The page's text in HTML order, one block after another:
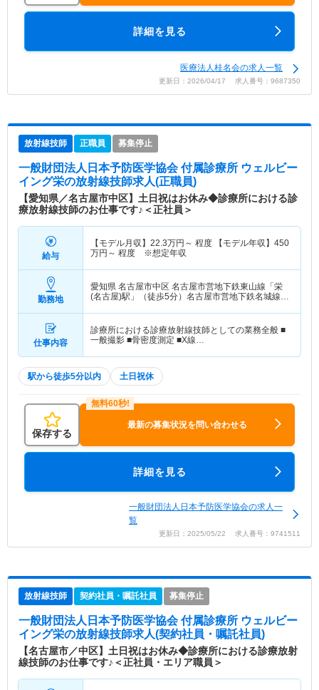
詳細を見る
医療法人桂名会の求人一覧
更新日：2026/04/17 求人番号：9687350
放射線技師 正職員 募集停止
一般財団法人日本予防医学協会 付属診療所 ウェルビー
イング栄の放射線技師求人(正職員)
【愛知県／名古屋市中区】土日祝はお休み◆診療所における診
療放射線技師のお仕事です♪＜正社員＞
給与
【モデル月収】 22.3万円～ 程度 【モデル年収】 450
万円～ 程度 ※想定年収
勤務地
愛知県 名古屋市中区 名古屋市営地下鉄東山線「栄
(名古屋)駅」（徒歩5分）名古屋市営地下鉄名城線
仕事内容
診療所における診療放射線技師としての業務全般 ■
一般撮影 ■骨密度測定 ■X線…
駅から徒歩5分以内 土日祝休
保存する
最新の募集状況を問い合わせる
詳細を見る
一般財団法人日本予防医学協会の求人一
覧
更新日：2025/05/22 求人番号：9741511
放射線技師 契約社員・嘱託社員 募集停止
一般財団法人日本予防医学協会 付属診療所 ウェルビー
イング栄の放射線技師求人(契約社員・嘱託社員)
【名古屋市／中区】土日祝はお休み◆診療所における診療放射
線技師のお仕事です♪＜正社員・エリア職員＞